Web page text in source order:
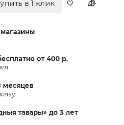
в 1 клик
от 400 р.
месяцев
тавары» до 3 лет